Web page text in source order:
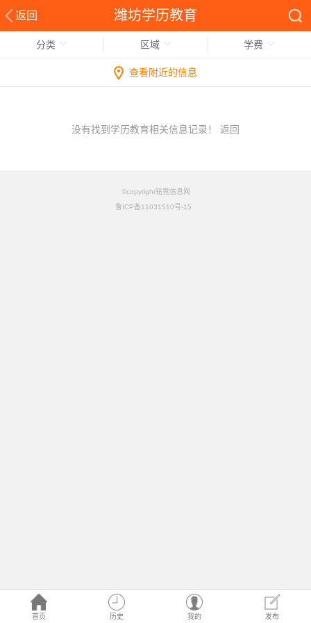
返回 潍坊学历教育
首页 历史 我的 发布
分类 区域 学费
查看附近的信息
没有找到学历教育相关信息记录！ 返回
©copyright铭竟信息网
鲁ICP备11031510号-15